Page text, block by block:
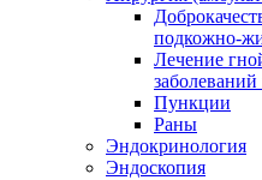
подкожно-
Лечение
Пункции
Раны
Эндокринология
Эндоскопия